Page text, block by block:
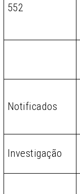
552
Notificados
Investigação